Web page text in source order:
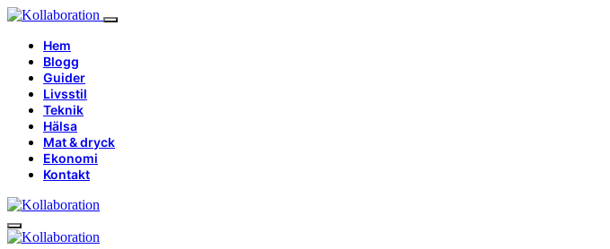
Hem
Blogg
Guider
Livsstil
Teknik
Hälsa
Mat & dryck
Ekonomi
Kontakt